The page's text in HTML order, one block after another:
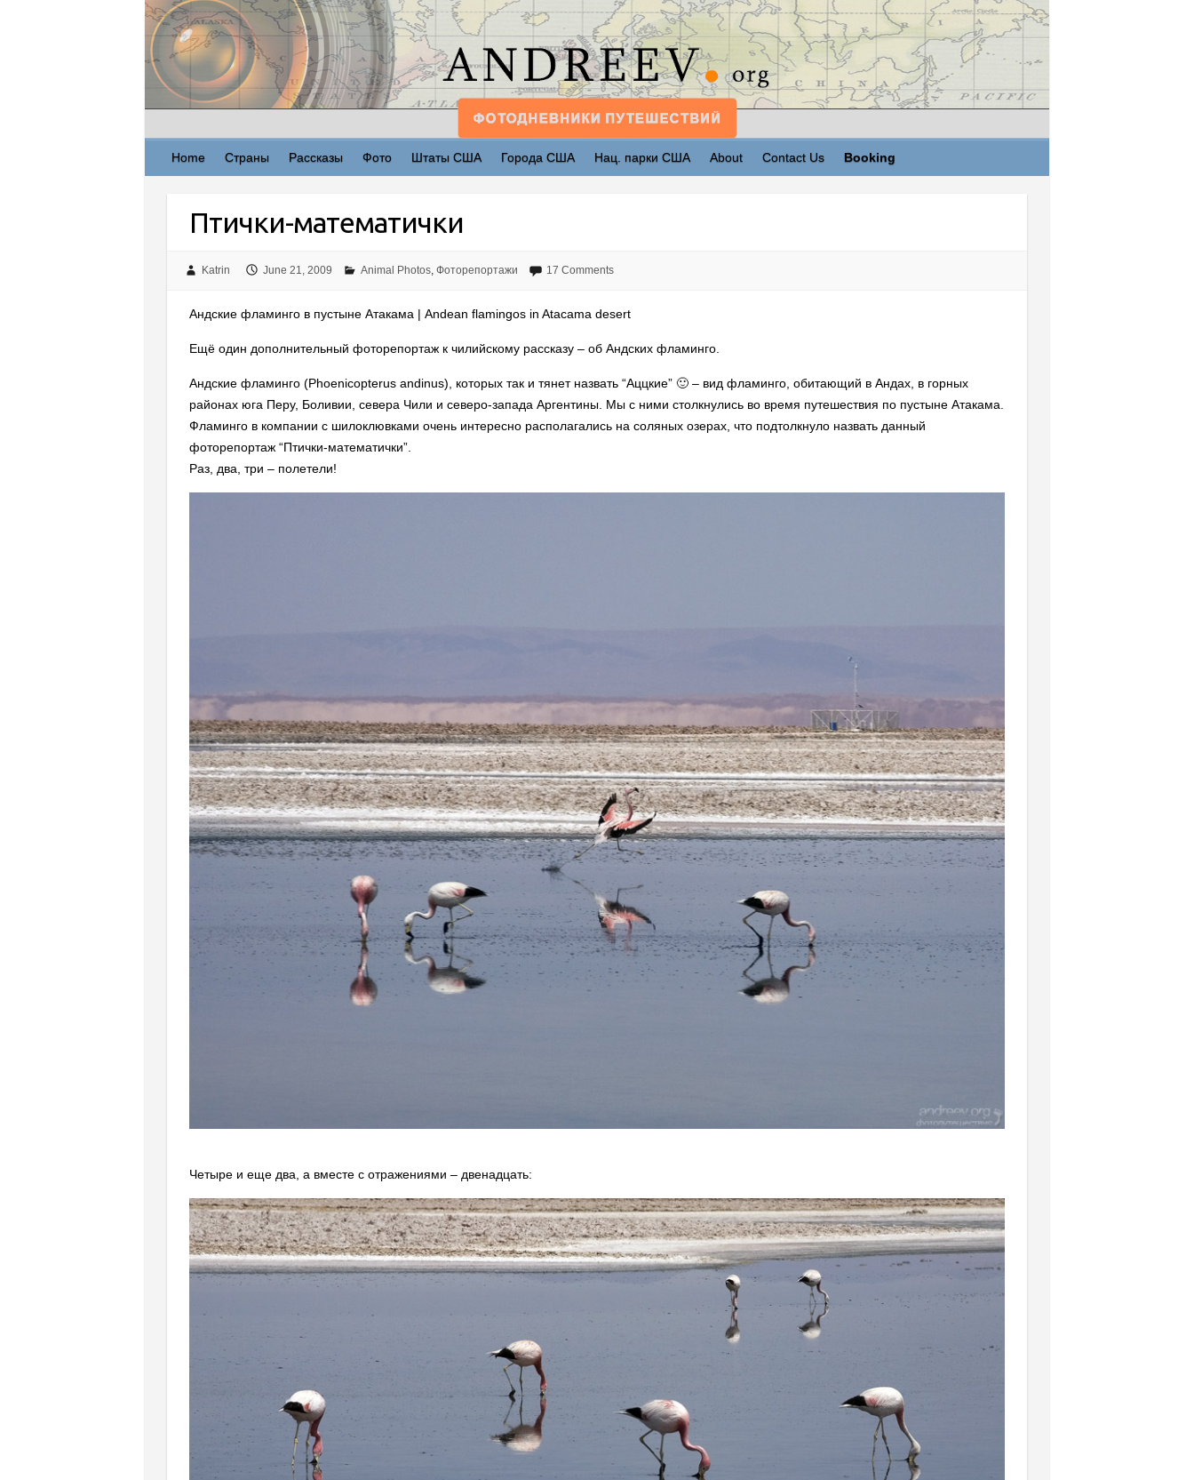
Home Страны Рассказы Фото Штаты США Города США Нац. парки США About Contact Us Booking
Птички-математички
Katrin June 21, 2009 Animal Photos, Фоторепортажи 17 Comments
Андские фламинго в пустыне Атакама | Andean flamingos in Atacama desert
Ещё один дополнительный фоторепортаж к чилийскому рассказу – об Андских фламинго.
Андские фламинго (Phoenicopterus andinus), которых так и тянет назвать “Аццкие” 🙂 – вид фламинго, обитающий в Андах, в горных
районах юга Перу, Боливии, севера Чили и северо-запада Аргентины. Мы с ними столкнулись во время путешествия по пустыне Атакама.
Фламинго в компании с шилоклювками очень интересно располагались на соляных озерах, что подтолкнуло назвать данный
фоторепортаж “Птички-математички”.
Раз, два, три – полетели!
Четыре и еще два, а вместе с отражениями – двенадцать: